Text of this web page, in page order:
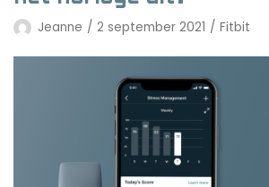
Smartwatches
Horloge voor kinderen
Gezondheidshorloge
Golfhorloge
Accessoires
Reviews
Fitbit
Nieuws
Jeanne 2 september 2021 Fitbit